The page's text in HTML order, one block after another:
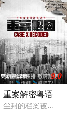
更新第12集 9.0
重案解密粤语
尘封的档案被翻开